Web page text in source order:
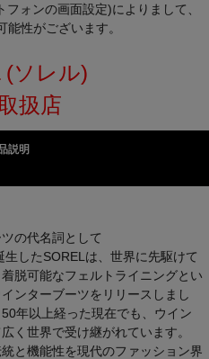
ォンの画面設定)によりまして、
性がございます。
(ソレル)
扱店
説明
の代名詞として
したSORELは、世界に先駆けて
脱可能なフェルトライニングとい
ンターブーツをリリースしまし
年以上経った現在でも、ウイン
く世界で受け継がれています。
と機能性を現代のファッション界